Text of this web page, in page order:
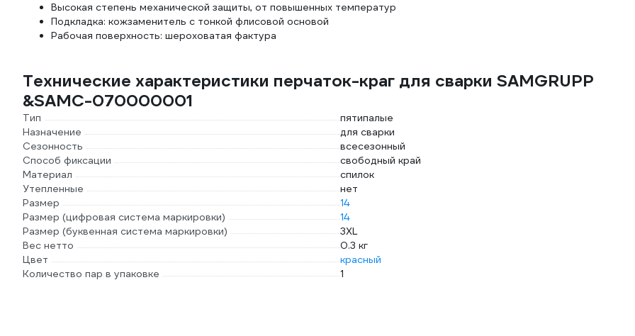
Высокая степень механической защиты, от повышенных температур
Подкладка: кожзаменитель с тонкой флисовой основой
Рабочая поверхность: шероховатая фактура
Технические характеристики перчаток-краг для сварки SAMGRUPP
&SAMC-070000001
Тип
пятипалые
Назначение
для сварки
Сезонность
всесезонный
Способ фиксации
свободный край
Материал
спилок
Утепленные
нет
Размер
14
Размер (цифровая система маркировки)
14
Размер (буквенная система маркировки)
3XL
Вес нетто
0.3 кг
Цвет
красный
Количество пар в упаковке
1